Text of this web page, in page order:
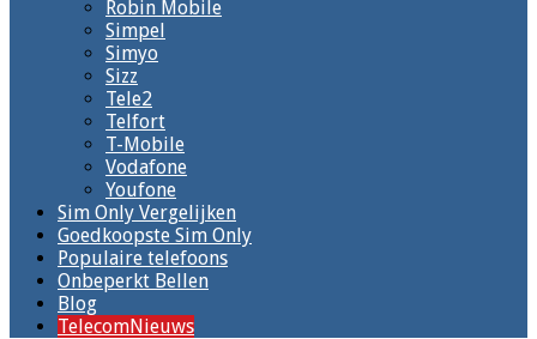
Robin Mobile
Simpel
Simyo
Sizz
Tele2
Telfort
T-Mobile
Vodafone
Youfone
Sim Only Vergelijken
Goedkoopste Sim Only
Populaire telefoons
Onbeperkt Bellen
Blog
TelecomNieuws